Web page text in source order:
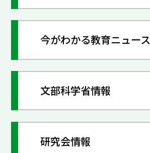
今がわかる教育ニュース
文部科学省情報
研究会情報